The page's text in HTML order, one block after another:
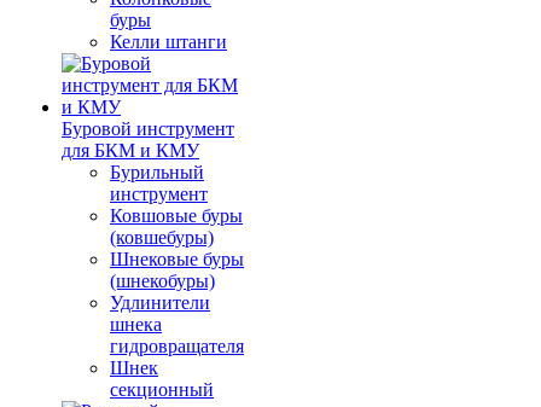
буры
Келли штанги
Буровой инструмент
для БКМ и КМУ
Бурильный
инструмент
Ковшовые буры
(ковшебуры)
Шнековые буры
(шнекобуры)
Удлинители
шнека
гидровращателя
Шнек
секционный